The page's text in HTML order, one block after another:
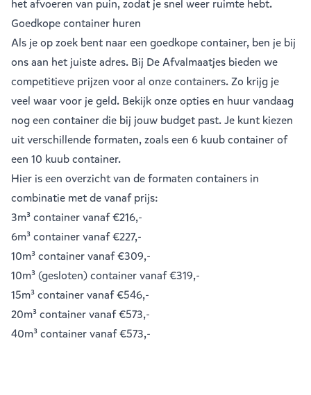
het afvoeren van puin, zodat je snel weer ruimte hebt.
Goedkope container huren
Als je op zoek bent naar een goedkope container, ben je bij
ons aan het juiste adres. Bij De Afvalmaatjes bieden we
competitieve prijzen voor al onze containers. Zo krijg je
veel waar voor je geld. Bekijk onze opties en huur vandaag
nog een container die bij jouw budget past. Je kunt kiezen
uit verschillende formaten, zoals een 6 kuub containerof
een 10 kuub container.
Hier is een overzicht van de formaten containers in
combinatie met de vanaf prijs:
3m³ containervanaf €216,-
6m³ containervanaf €227,-
10m³ containervanaf €309,-
10m³ (gesloten) containervanaf €319,-
15m³ containervanaf €546,-
20m³ containervanaf €573,-
40m³ containervanaf €573,-